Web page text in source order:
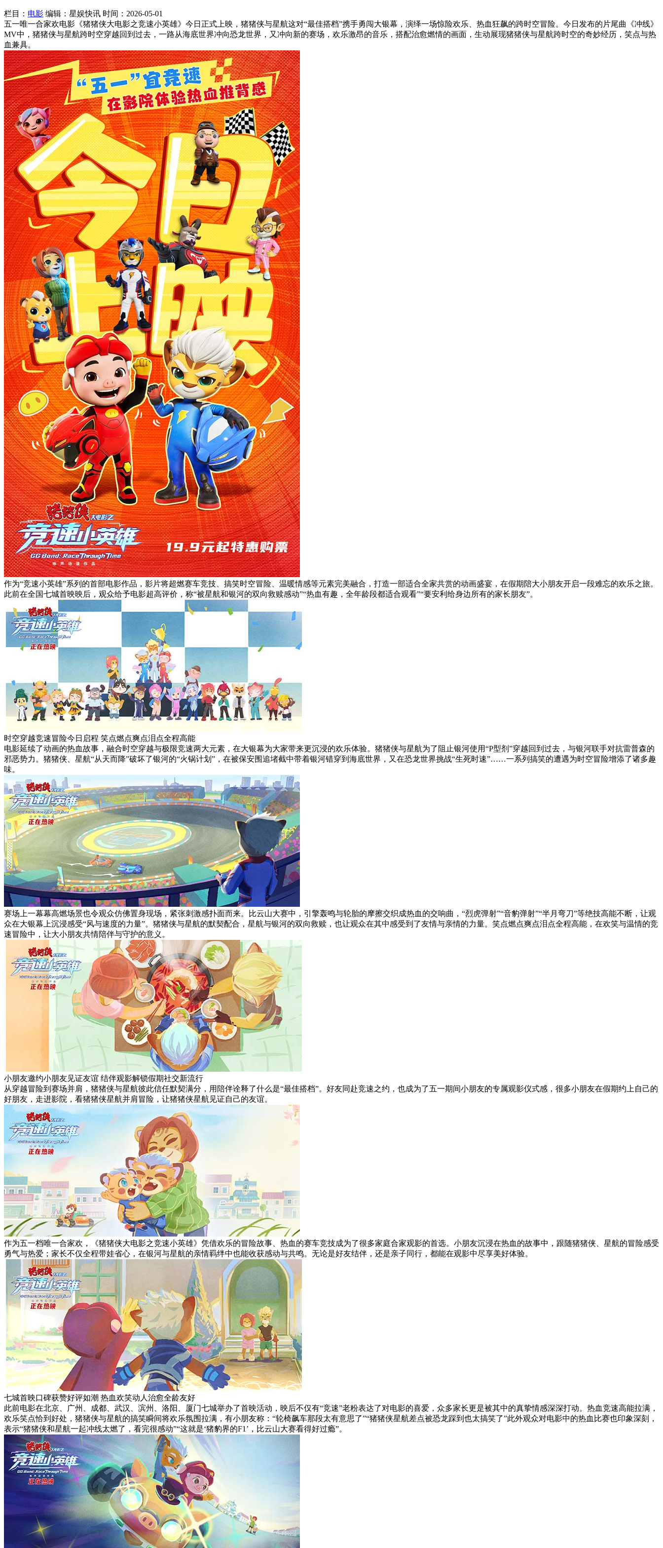
栏目： 电影 编辑：星娱快讯 时间：2026-05-01
五一唯一合家欢电影《猪猪侠大电影之竞速小英雄》今日正式上映，猪猪侠与星航这对“最佳搭档”携手勇闯大银幕，演绎一场惊险欢乐、热血狂飙的跨时空冒险。今日发布的片尾曲《冲线》
MV中，猪猪侠与星航跨时空穿越回到过去，一路从海底世界冲向恐龙世界，又冲向新的赛场，欢乐激昂的音乐，搭配治愈燃情的画面，生动展现猪猪侠与星航跨时空的奇妙经历，笑点与热
血兼具。
作为“竞速小英雄”系列的首部电影作品，影片将超燃赛车竞技、搞笑时空冒险、温暖情感等元素完美融合，打造一部适合全家共赏的动画盛宴，在假期陪大小朋友开启一段难忘的欢乐之旅。
此前在全国七城首映映后，观众给予电影超高评价，称“被星航和银河的双向救赎感动”“热血有趣，全年龄段都适合观看”“要安利给身边所有的家长朋友”。
时空穿越竞速冒险今日启程 笑点燃点爽点泪点全程高能
电影延续了动画的热血故事，融合时空穿越与极限竞速两大元素，在大银幕为大家带来更沉浸的欢乐体验。猪猪侠与星航为了阻止银河使用“P型剂”穿越回到过去，与银河联手对抗雷普森的
邪恶势力。猪猪侠、星航“从天而降”破坏了银河的“火锅计划”，在被保安围追堵截中带着银河错穿到海底世界，又在恐龙世界挑战“生死时速”……一系列搞笑的遭遇为时空冒险增添了诸多趣
味。
赛场上一幕幕高燃场景也令观众仿佛置身现场，紧张刺激感扑面而来。比云山大赛中，引擎轰鸣与轮胎的摩擦交织成热血的交响曲，“烈虎弹射”“音豹弹射”“半月弯刀”等绝技高能不断，让观
众在大银幕上沉浸感受“风与速度的力量”。猪猪侠与星航的默契配合，星航与银河的双向救赎，也让观众在其中感受到了友情与亲情的力量。笑点燃点爽点泪点全程高能，在欢笑与温情的竞
速冒险中，让大小朋友共情陪伴与守护的意义。
小朋友邀约小朋友见证友谊 结伴观影解锁假期社交新流行
从穿越冒险到赛场并肩，猪猪侠与星航彼此信任默契满分，用陪伴诠释了什么是“最佳搭档”。好友同赴竞速之约，也成为了五一期间小朋友的专属观影仪式感，很多小朋友在假期约上自己的
好朋友，走进影院，看猪猪侠星航并肩冒险，让猪猪侠星航见证自己的友谊。
作为五一档唯一合家欢，《猪猪侠大电影之竞速小英雄》凭借欢乐的冒险故事、热血的赛车竞技成为了很多家庭合家观影的首选。小朋友沉浸在热血的故事中，跟随猪猪侠、星航的冒险感受
勇气与热爱；家长不仅全程带娃省心，在银河与星航的亲情羁绊中也能收获感动与共鸣。无论是好友结伴，还是亲子同行，都能在观影中尽享美好体验。
七城首映口碑获赞好评如潮 热血欢笑动人治愈全龄友好
此前电影在北京、广州、成都、武汉、滨州、洛阳、厦门七城举办了首映活动，映后不仅有“竞速”老粉表达了对电影的喜爱，众多家长更是被其中的真挚情感深深打动。热血竞速高能拉满，
欢乐笑点恰到好处，猪猪侠与星航的搞笑瞬间将欢乐氛围拉满，有小朋友称：“轮椅飙车那段太有意思了”“猪猪侠星航差点被恐龙踩到也太搞笑了”此外观众对电影中的热血比赛也印象深刻，
表示“猪猪侠和星航一起冲线太燃了，看完很感动”“这就是‘猪豹界的F1’，比云山大赛看得好过瘾”。